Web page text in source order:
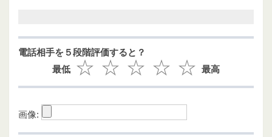
電話相手を５段階評価すると？
最低
最高
画像: